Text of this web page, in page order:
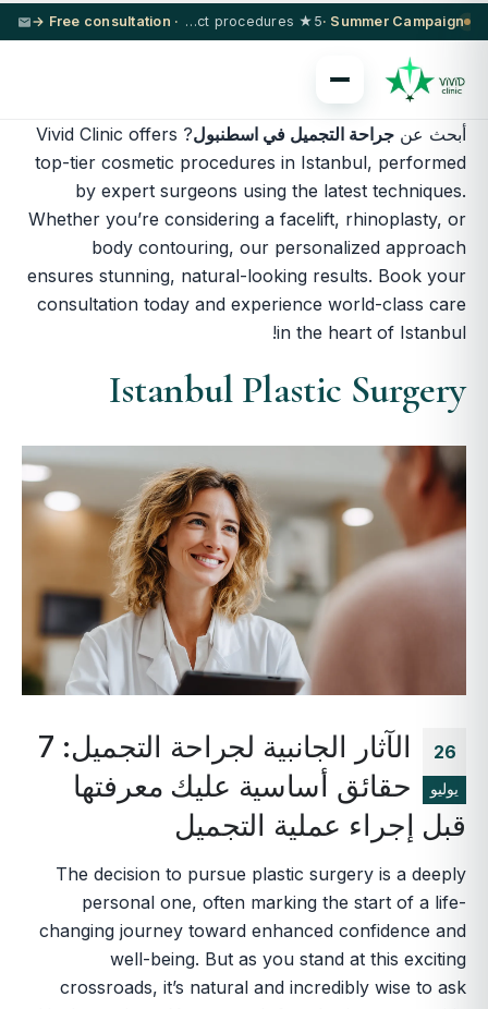
Summer Campaign ·
5★ hotel + VIP transfer on select procedures
· Free consultation →
أبحث عن جراحة التجميل في اسطنبول
? Vivid Clinic offers
top-tier cosmetic procedures in Istanbul, performed
by expert surgeons using the latest techniques.
Whether you’re considering a facelift, rhinoplasty, or
body contouring, our personalized approach
ensures stunning, natural-looking results. Book your
consultation today and experience world-class care
in the heart of Istanbul!
Istanbul Plastic Surgery
26
يوليو
الآثار الجانبية لجراحة التجميل: 7
حقائق أساسية عليك معرفتها
قبل إجراء عملية التجميل
The decision to pursue plastic surgery is a deeply
personal one, often marking the start of a life-
changing journey toward enhanced confidence and
well-being. But as you stand at this exciting
crossroads, it’s natural and incredibly wise to ask